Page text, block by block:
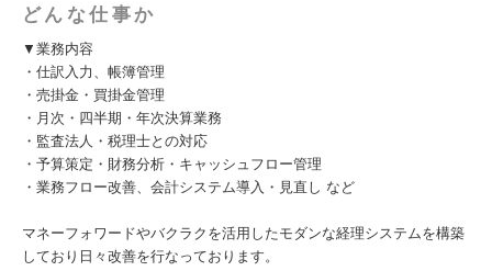
どんな仕事か
▼業務内容
・仕訳入力、帳簿管理
・売掛金・買掛金管理
・月次・四半期・年次決算業務
・監査法人・税理士との対応
・予算策定・財務分析・キャッシュフロー管理
・業務フロー改善、会計システム導入・見直し など
マネーフォワードやバクラクを活用したモダンな経理システムを構築
しており日々改善を行なっております。